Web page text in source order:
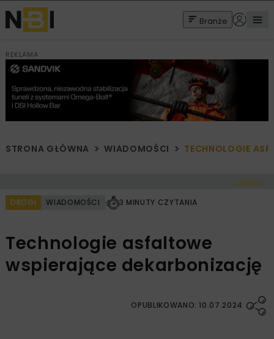
Branże
REKLAMA
STRONA GŁÓWNA WIADOMOŚCI TECHNOLOGIE
< Cofnij
DROGI WIADOMOŚCI 3 MINUTY CZYTANIA
Technologie asfaltowe
wspierające dekarbonizację
OPUBLIKOWANO: 10.07.2024